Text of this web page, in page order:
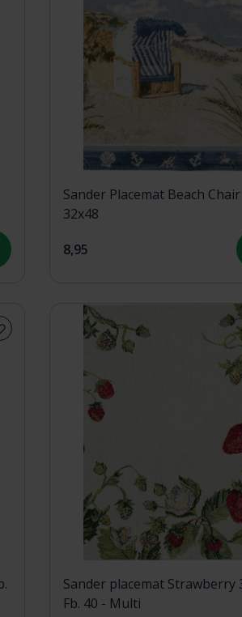
Sander Placemat Beach Chair
32x48
8,95
Sander placemat Strawberry
Fb. 40 - Multi